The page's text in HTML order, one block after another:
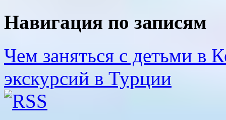
Навигация по записям
Чем заняться с детьми в
экскурсий в Турции